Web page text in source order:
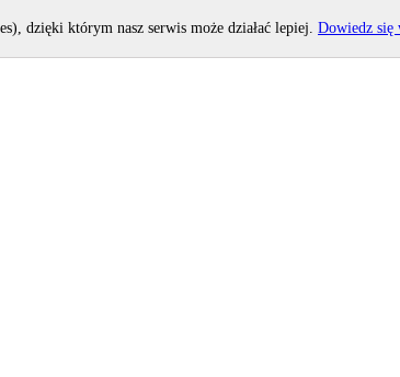
dzięki którym nasz serwis może działać lepiej. Dowiedz się